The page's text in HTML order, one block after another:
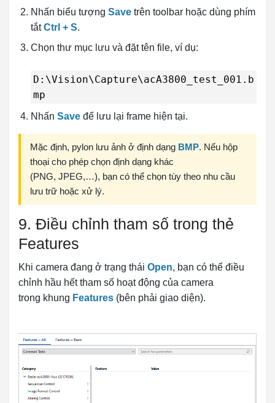
Nhấn biểu tượng Save trên toolbar hoặc dùng phím
tắtCtrl + S.
Chọn thư mục lưu và đặt tên file, ví dụ:
D:\Vision\Capture\acA3800_test_001.b
mp
Nhấn Save để lưu lại frame hiện tại.
Mặc định, pylon lưu ảnh ở định dạng BMP. Nếu hộp
thoại cho phép chọn định dạng khác
(PNG, JPEG,…), bạn có thể chọn tùy theo nhu cầu
lưu trữ hoặc xử lý.
9. Điều chỉnh tham số trong thẻ
Features
Khi camera đang ở trạng thái Open, bạn có thể điều
chỉnh hầu hết tham số hoạt động của camera
trong khung Features (bên phải giao diện).